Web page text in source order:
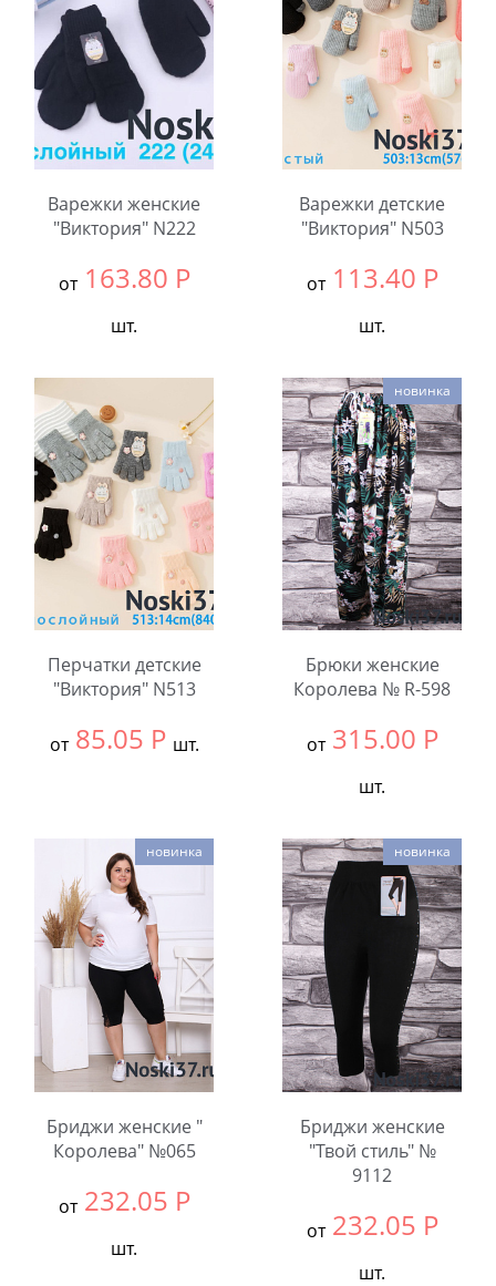
Количество:
Варежки женские
"Виктория" N222
от 163.80 Р
шт.
В упаковке:
12
шт.
Количество:
Варежки детские
"Виктория" N503
от 113.40 Р
шт.
В упаковке:
12
шт.
Количество:
Перчатки детские
"Виктория" N513
от 85.05 Р шт.
шт.
Количество:
новинка
Брюки женские
Королева № R-598
от 315.00 Р
шт.
В упаковке:
6
шт.
Количество:
новинка
Бриджи женские "
Королева" №065
от 232.05 Р
шт.
новинка
Бриджи женские
"Твой стиль" №
9112
от 232.05 Р
шт.